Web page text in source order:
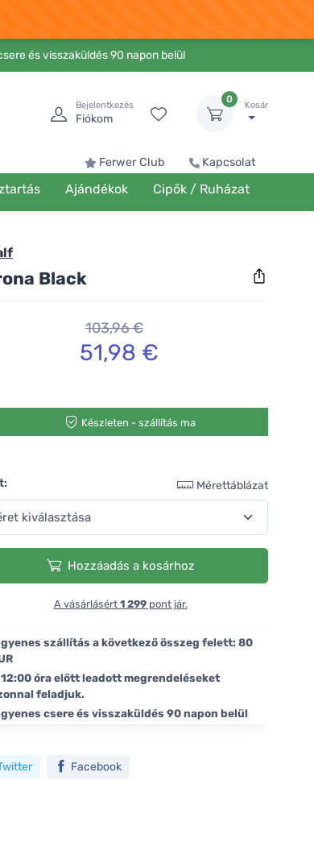
és visszaküldés 90 napon belül
Bejelentkezés
Fiókom
0
Kosár
Ferwer Club Kapcsolat
Ajándékok Cipők / Ruházat
Black
103,96 €
51,98 €
Készleten - szállítás ma
Mérettáblázat
Hozzáadás a kosárhoz
A vásárlásért 1 299pont jár.
szállítás a következő összeg felett: 80
óra előtt leadott megrendeléseket
feladjuk.
csere és visszaküldés 90 napon belül
Facebook